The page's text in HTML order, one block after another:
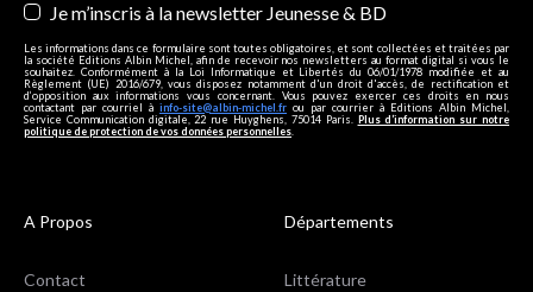
Je m’inscris à la newsletter Jeunesse & BD
Les informations dans ce formulaire sont toutes obligatoires, et sont collectées et traitées par
la société Editions Albin Michel, afin de recevoir nos newsletters au format digital si vous le
souhaitez. Conformément à la Loi Informatique et Libertés du 06/01/1978 modifiée et au
Règlement (UE) 2016/679, vous disposez notamment d'un droit d'accès, de rectification et
d’opposition aux informations vous concernant. Vous pouvez exercer ces droits en nous
contactant par courriel à info-site@albin-michel.fr ou par courrier à Editions Albin Michel,
Service Communication digitale, 22 rue Huyghens, 75014 Paris. Plus d’information sur notre
politique de protection de vos données personnelles
A Propos
Contact
Départements
Littérature